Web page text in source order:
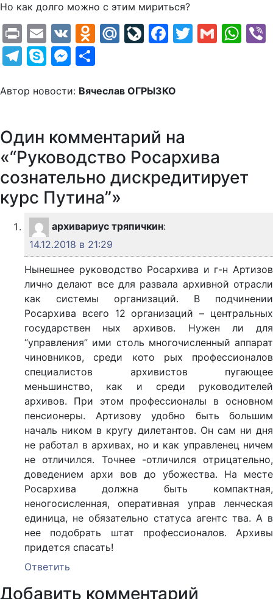
Но как долго можно с этим мириться?
PrintEmail
VK Odnoklassniki
Mail.Ru
LiveJournal
Facebook
Twitter
Gmail
Telegram
SkypeMessenger
Автор новости: Вячеслав ОГРЫЗКО
Один комментарий на
«“Руководство Росархива
сознательно дискредитирует
курс Путина”»
архивариус тряпичкин:
14.12.2018 в 21:29
Нынешнее руководство Росархива и г-н Артизов
лично делают все для развала архивной отрасли
как системы организаций. В подчинении
Росархива всего 12 организаций – центральных
государствен ных архивов. Нужен ли для
“управления” ими столь многочисленный аппарат
чиновников, среди кото рых профессионалов
специалистов архивистов пугающее
меньшинство, как и среди руководителей
архивов. При этом профессионалы в основном
пенсионеры. Артизову удобно быть большим
началь ником в кругу дилетантов. Он сам ни дня
не работал в архивах, но и как управленец ничем
не отличился. Точнее -отличился отрицательно,
доведением архи вов до убожества. На месте
Росархива должна быть компактная,
неногосисленная, оперативная управ ленческая
единица, не обязательно статуса агентс тва. А в
нее подобрать штат профессионалов. Архивы
придется спасать!
Ответить
Добавить комментарий